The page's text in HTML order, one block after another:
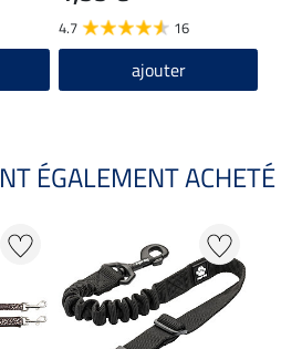
4.7 16
ajouter
ÉGALEMENT ACHETÉ